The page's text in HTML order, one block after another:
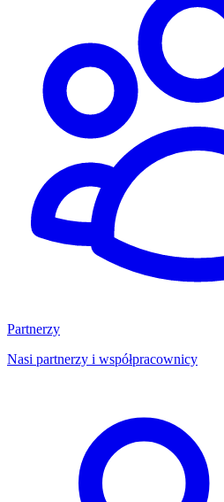
Partnerzy
Nasi partnerzy i współpracownicy